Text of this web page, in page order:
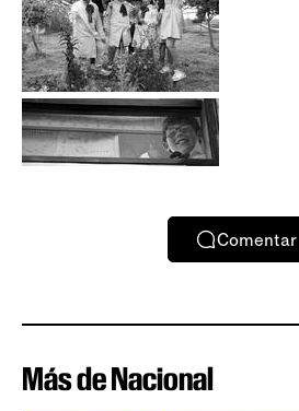
Comentar
Más de Nacional